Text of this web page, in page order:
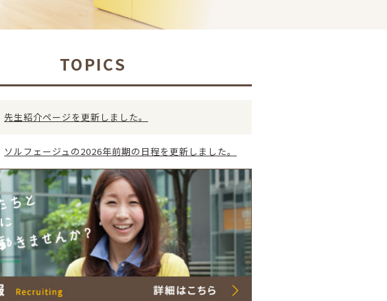
TOPICS
先生紹介ページを更新しました。
ソルフェージュの2026年前期の日程を更新しました。
イベント日程を更新しました。
先生紹介ページを更新しました。
ソルフェージュの2025年後期の日程を更新しました。
イベント日程を更新しました。